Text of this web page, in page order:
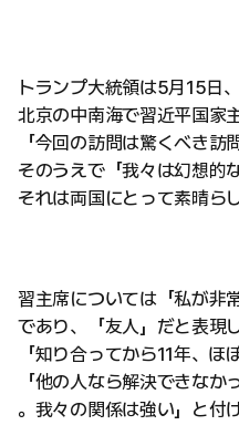
トランプ大統領は5月15日、
北京の中南海で習近平国家
「今回の訪問は驚くべき訪
そのうえで「我々は幻想的
それは両国にとって素晴ら
習主席については「私が非
であり、「友人」だと表現
「知り合ってから11年、ほ
「他の人なら解決できな
。我々の関係は強い」と付